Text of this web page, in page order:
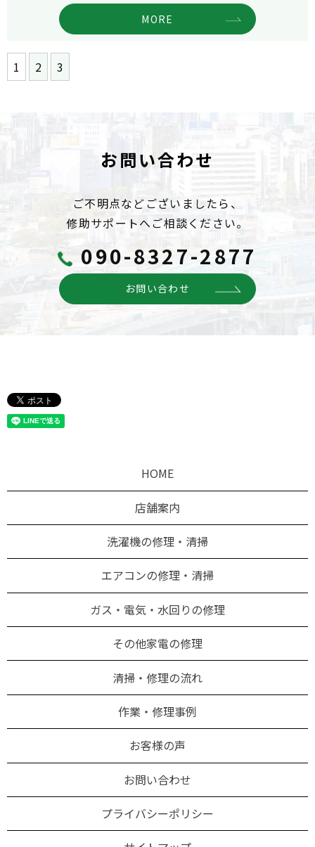
MORE
1 2 3
お問い合わせ
ご不明点などございましたら、
修助サポートへご相談ください。
090-8327-2877
お問い合わせ
HOME
店舗案内
洗濯機の修理・清掃
エアコンの修理・清掃
ガス・電気・水回りの修理
その他家電の修理
清掃・修理の流れ
作業・修理事例
お客様の声
お問い合わせ
プライバシーポリシー